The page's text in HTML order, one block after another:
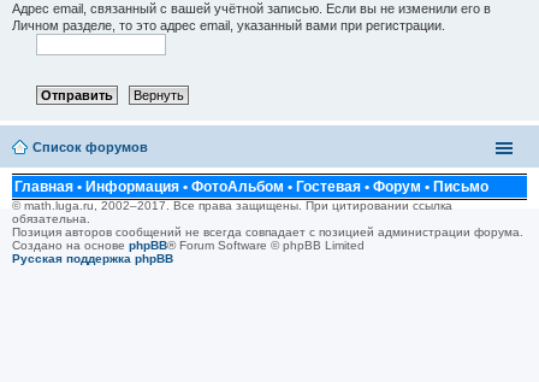
Адрес email, связанный с вашей учётной записью. Если вы не изменили его в
Личном разделе, то это адрес email, указанный вами при регистрации.
Список форумов
Главная • Информация • ФотоАльбом • Гостевая • Форум • Письмо
© math.luga.ru, 2002–2017. Все права защищены. При цитировании ссылка
обязательна.
Позиция авторов сообщений не всегда совпадает с позицией администрации форума.
Создано на основе phpBB® Forum Software © phpBB Limited
Русская поддержка phpBB